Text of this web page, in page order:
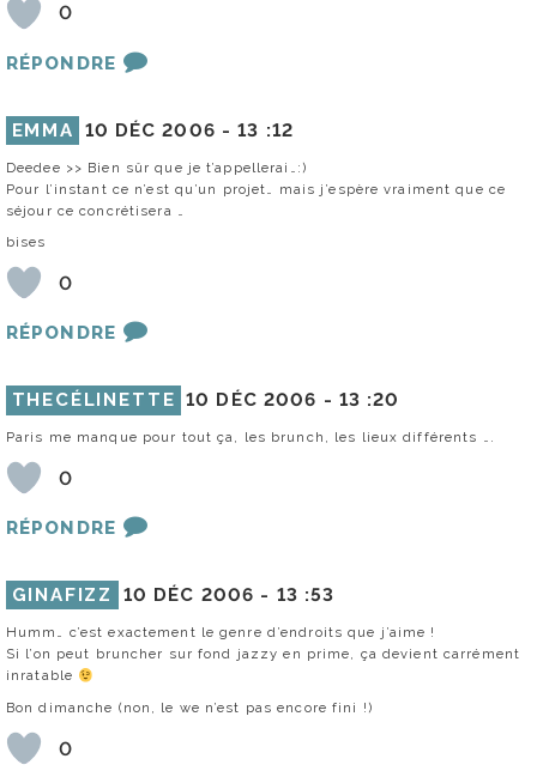
0
RÉPONDRE
EMMA 10 DÉC 2006 -13 :12
Deedee >> Bien sûr que je t’appellerai…:)
Pour l’instant ce n’est qu’un projet… mais j’espère vraiment que ce
séjour ce concrétisera …
bises
0
RÉPONDRE
THECÉLINETTE 10 DÉC 2006 - 13 :20
Paris me manque pour tout ça, les brunch, les lieux différents ….
0
RÉPONDRE
GINAFIZZ 10 DÉC 2006 - 13 :53
Humm… c’est exactement le genre d’endroits que j’aime !
Si l’on peut bruncher sur fond jazzy en prime, ça devient carrément
inratable
Bon dimanche (non, le we n’est pas encore fini !)
0